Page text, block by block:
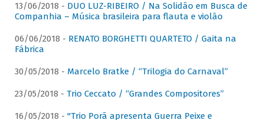
13/06/2018 - DUO LUZ-RIBEIRO / Na Solidão em Busca de
Companhia – Música brasileira para flauta e violão
06/06/2018 - RENATO BORGHETTI QUARTETO / Gaita na
Fábrica
30/05/2018 - Marcelo Bratke / “Trilogia do Carnaval”
23/05/2018 - Trio Ceccato / “Grandes Compositores”
16/05/2018 - "Trio Porã apresenta Guerra Peixe e